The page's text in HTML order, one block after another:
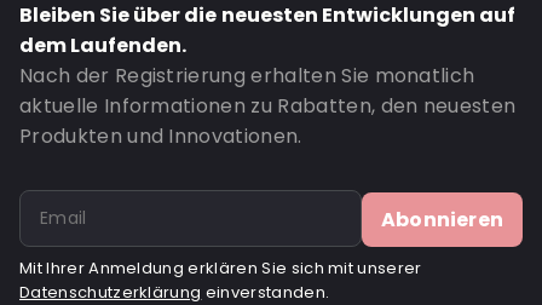
UN3373: Ja
Air Transport: Ja
Road Transport: Ja
UN2814: Ja
Bleiben Sie über die neuesten Entwicklungen auf
dem Laufenden.
Nach der Registrierung erhalten Sie monatlich
aktuelle Informationen zu Rabatten, den neuesten
Produkten und Innovationen.
Abonnieren
Mit Ihrer Anmeldung erklären Sie sich mit unserer
Datenschutzerklärung einverstanden.